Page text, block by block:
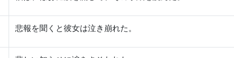
悲報を聞くと彼女は泣き崩れた。